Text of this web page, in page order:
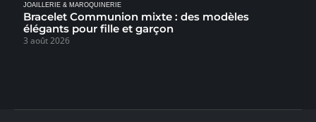
JOAILLERIE & MAROQUINERIE
Bracelet Communion mixte : des modèles
élégants pour fille et garçon
3 août 2026